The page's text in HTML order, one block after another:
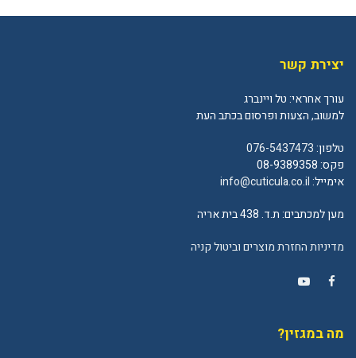
יצירת קשר
עורך אחראי: טל ויינברג
למשוב, הצעות ופרסום בכתב העת
טלפון:076-5437473
פקס: 08-9389358
אימייל:info@cuticula.co.il
מען למכתבים: ת.ד. 438 בית אריה
מדיניות החזרת מוצרים וביטול קניה
מה במגזין?